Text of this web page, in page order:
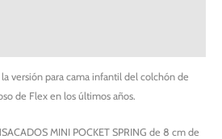
versión para cama infantil del colchón de
de Flex en los últimos años.
MINI POCKET SPRING de 8 cm de